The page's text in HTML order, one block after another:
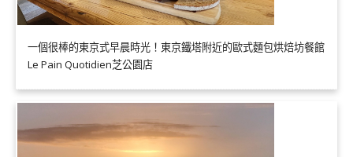
一個很棒的東京式早晨時光！東京鐵塔附近的歐式麵包烘焙坊餐館
Le Pain Quotidien芝公園店